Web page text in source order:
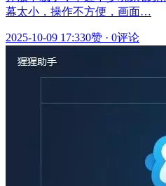
幕太小，操作不方便，画面…
2025-10-09 17:330赞 · 0评论